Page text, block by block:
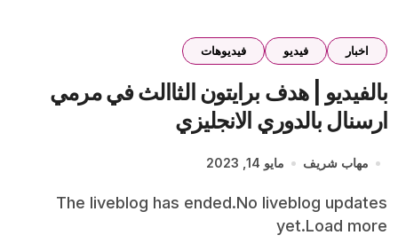
اخبار فيديو فيديوهات
بالفيديو | هدف برايتون الثاالث في مرمي
ارسنال بالدوري الانجليزي
مهاب شريف مايو 14, 2023
The liveblog has ended.No liveblog updates
yet.Load more